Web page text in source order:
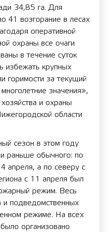
34,85 га. Для
41 возгорание в лесах
оперативной
охраны все очаги
в течение суток
избежать крупных
горимости за текущий
значения»,
и охраны
области
сезон в этом году
раньше обычного: по
апреля, а по северу с
с 11 апреля был
режим. Весь
и подведомственных
режиме. На всех
организовано